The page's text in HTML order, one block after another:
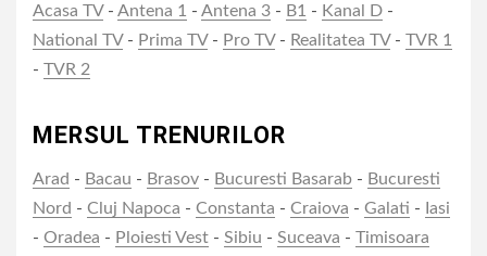
Acasa TV- Antena 1 - Antena 3 - B1 - Kanal D -
National TV- Prima TV- Pro TV- Realitatea TV- TVR 1
- TVR 2
MERSUL TRENURILOR
Arad - Bacau - Brasov - Bucuresti Basarab - Bucuresti
Nord - Cluj Napoca - Constanta - Craiova - Galati - Iasi
- Oradea - Ploiesti Vest - Sibiu - Suceava - Timisoara